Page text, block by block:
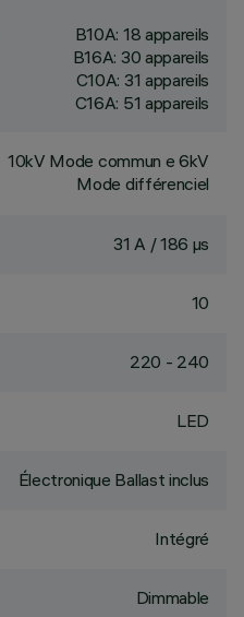
B10A: 18 appareils
B16A: 30 appareils
C10A: 31 appareils
C16A: 51 appareils
10kV Mode commun e 6kV
Mode différenciel
31 A / 186 µs
10
220 - 240
LED
Électronique Ballast inclus
Intégré
Dimmable